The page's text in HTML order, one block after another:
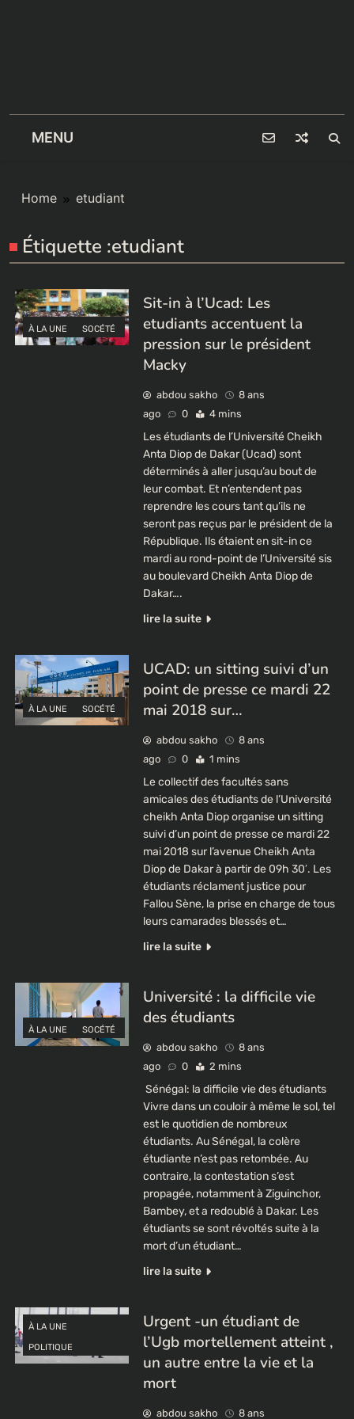
MENU
Home etudiant
Étiquette :etudiant
À LA UNE SOCÉTÉ
Sit-in à l’Ucad: Les
etudiants accentuent la
pression sur le président
Macky
abdou sakho
8 ans
ago
0 4 mins
Les étudiants de l’Université Cheikh
Anta Diop de Dakar (Ucad) sont
déterminés à aller jusqu’au bout de
leur combat. Et n’entendent pas
reprendre les cours tant qu’ils ne
seront pas reçus par le président de la
République. Ils étaient en sit-in ce
mardi au rond-point de l’Université sis
au boulevard Cheikh Anta Diop de
Dakar….
lire la suite
À LA UNE SOCÉTÉ
UCAD: un sitting suivi d’un
point de presse ce mardi 22
mai 2018 sur…
abdou sakho
8 ans
ago
0 1 mins
Le collectif des facultés sans
amicales des étudiants de l’Université
cheikh Anta Diop organise un sitting
suivi d’un point de presse ce mardi 22
mai 2018 sur l’avenue Cheikh Anta
Diop de Dakar à partir de 09h 30′. Les
étudiants réclament justice pour
Fallou Sène, la prise en charge de tous
leurs camarades blessés et…
lire la suite
À LA UNE SOCÉTÉ
Université : la difficile vie
des étudiants
abdou sakho
8 ans
ago
0 2 mins
Sénégal: la difficile vie des étudiants
Vivre dans un couloir à même le sol, tel
est le quotidien de nombreux
étudiants. Au Sénégal, la colère
étudiante n’est pas retombée. Au
contraire, la contestation s’est
propagée, notamment à Ziguinchor,
Bambey, et a redoublé à Dakar. Les
étudiants se sont révoltés suite à la
mort d’un étudiant…
lire la suite
À LA UNE
POLITIQUE
Urgent -un étudiant de
l’Ugb mortellement atteint ,
un autre entre la vie et la
mort
abdou sakho 8 ans